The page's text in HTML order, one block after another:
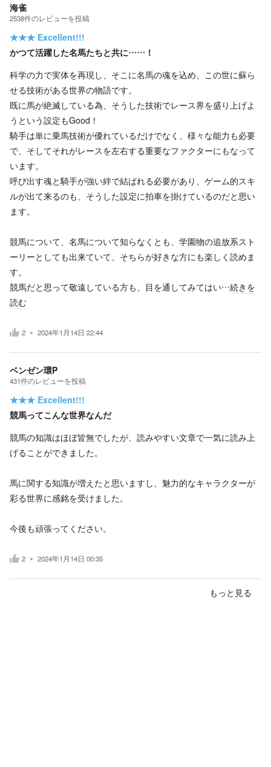
海雀
2538件のレビューを投稿
★★★ Excellent!!!
かつて活躍した名馬たちと共に……！
科学の力で実体を再現し、そこに名馬の魂を込め、この世に蘇ら
せる技術がある世界の物語です。
既に馬が絶滅している為、そうした技術でレース界を盛り上げよ
うという設定もGood！
騎手は単に乗馬技術が優れているだけでなく、様々な能力も必要
で、そしてそれがレースを左右する重要なファクターにもなって
います。
呼び出す魂と騎手が強い絆で結ばれる必要があり、ゲーム的スキ
ルが出て来るのも、そうした設定に拍車を掛けているのだと思い
ます。
競馬について、名馬について知らなくとも、学園物の追放系スト
ーリーとしても出来ていて、そちらが好きな方にも楽しく読めま
す。
競馬だと思って敬遠している方も、目を通してみてはい…続きを
読む
2 2024年1月14日 22:44
ベンゼン環P
431件のレビューを投稿
★★★ Excellent!!!
競馬ってこんな世界なんだ
競馬の知識はほぼ皆無でしたが、読みやすい文章で一気に読み上
げることができました。
馬に関する知識が増えたと思いますし、魅力的なキャラクターが
彩る世界に感銘を受けました。
今後も頑張ってください。
2 2024年1月14日 00:35
もっと見る